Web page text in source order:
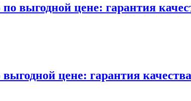
выгодной цене: гарантия
цене: гарантия качества